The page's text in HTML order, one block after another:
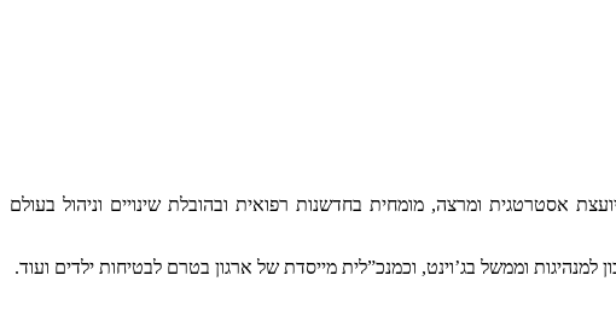
אסטרטגית ומרצה, מומחית בחדשנות רפואית ובהובלת שינויים וניהול בעולם
וממשל בג’וינט, וכמנכ”לית מייסדת של ארגון בטרם לבטיחות ילדים ועוד.